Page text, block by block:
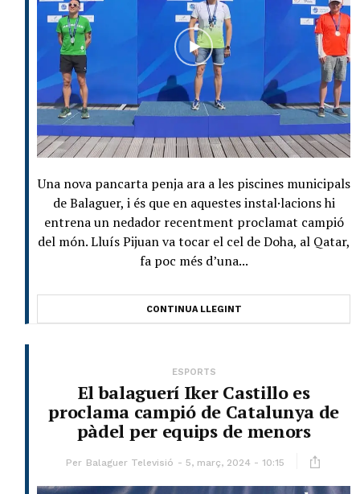
Una nova pancarta penja ara a les piscines municipals
de Balaguer, i és que en aquestes instal·lacions hi
entrena un nedador recentment proclamat campió
del món. Lluís Pijuan va tocar el cel de Doha, al Qatar,
fa poc més d’una...
CONTINUA LLEGINT
ESPORTS
El balaguerí Iker Castillo es
proclama campió de Catalunya de
pàdel per equips de menors
Per Balaguer Televisió 5, març, 2024 - 10:15